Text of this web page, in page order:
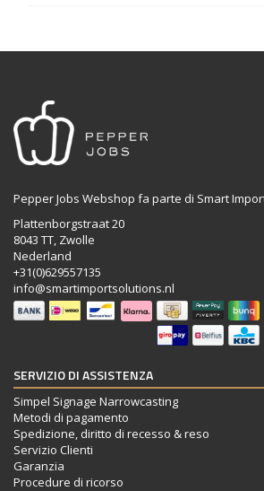
Pepper Jobs Webshop fa parte di Smart
Plattenborgstraat 20
8043 TT, Zwolle
Nederland
+31(0)629557135
info@smartimportsolutions.nl
SERVIZIO DI ASSISTENZA
Simpel Signage Narrowcasting
Metodi di pagamento
Spedizione, diritto di recesso & reso
Servizio Clienti
Garanzia
Procedure di ricorso